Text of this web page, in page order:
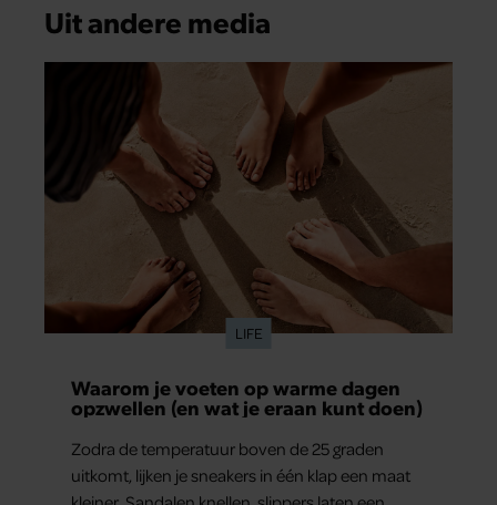
Uit andere media
LIFE
Waarom je voeten op warme dagen
opzwellen (en wat je eraan kunt doen)
Zodra de temperatuur boven de 25 graden
uitkomt, lijken je sneakers in één klap een maat